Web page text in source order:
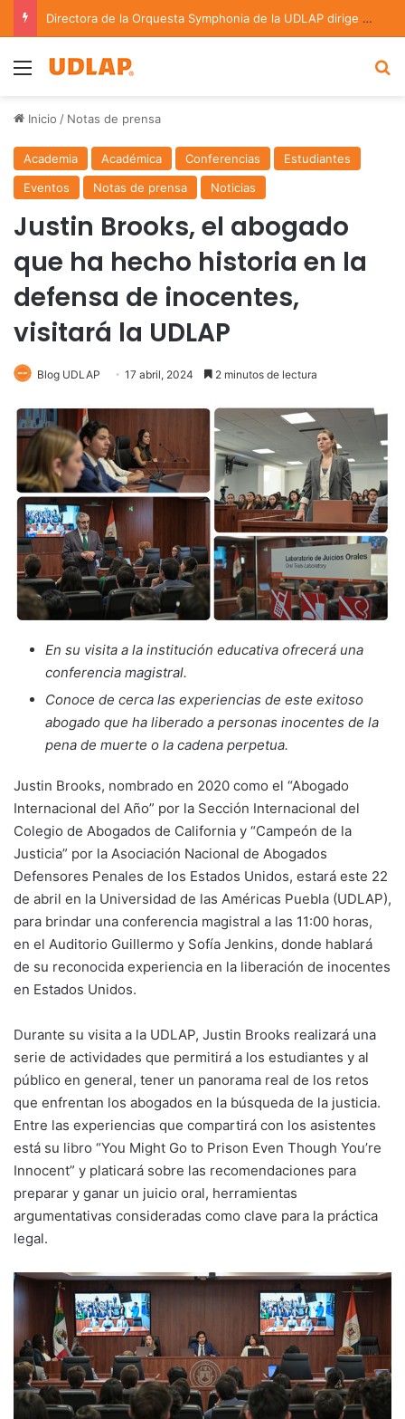
Directora de la Orquesta Symphonia de la UDLAP dirige agrupaciones de talla nacional e internacional
Menu
Inicio / Notas de prensa
Academia Académica Conferencias
Estudiantes
Eventos
Notas de prensa Noticias
Justin Brooks, el abogado
que ha hecho historia en la
defensa de inocentes,
visitará la UDLAP
Blog UDLAP 17 abril, 2024 2 minutos de lectura
En su visita a la institución educativa ofrecerá una
conferencia magistral.
Conoce de cerca las experiencias de este exitoso
abogado que ha liberado a personas inocentes de la
pena de muerte o la cadena perpetua.
Justin Brooks, nombrado en 2020 como el “Abogado
Internacional del Año” por la Sección Internacional del
Colegio de Abogados de California y “Campeón de la
Justicia” por la Asociación Nacional de Abogados
Defensores Penales de los Estados Unidos, estará este 22
de abril en la Universidad de las Américas Puebla (UDLAP),
para brindar una conferencia magistral a las 11:00 horas,
en el Auditorio Guillermo y Sofía Jenkins, donde hablará
de su reconocida experiencia en la liberación de inocentes
en Estados Unidos.
Durante su visita a la UDLAP, Justin Brooks realizará una
serie de actividades que permitirá a los estudiantes y al
público en general, tener un panorama real de los retos
que enfrentan los abogados en la búsqueda de la justicia.
Entre las experiencias que compartirá con los asistentes
está su libro “You Might Go to Prison Even Though You’re
Innocent” y platicará sobre las recomendaciones para
preparar y ganar un juicio oral, herramientas
argumentativas consideradas como clave para la práctica
legal.